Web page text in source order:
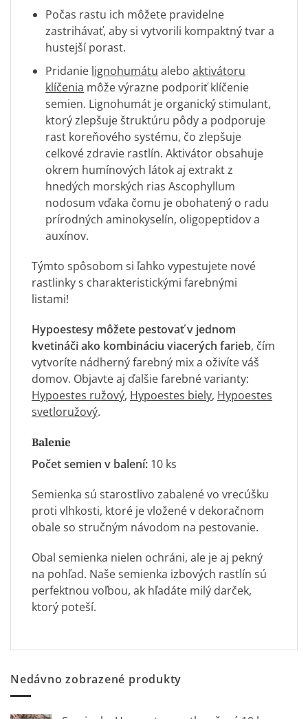
Počas rastu ich môžete pravidelne
zastrihávať, aby si vytvorili kompaktný tvar a
hustejší porast.
Pridanie lignohumátu aleboaktivátoru
klíčenia môže výrazne podporiť klíčenie
semien. Lignohumát je organický stimulant,
ktorý zlepšuje štruktúru pôdy a podporuje
rast koreňového systému, čo zlepšuje
celkové zdravie rastlín. Aktivátor obsahuje
okrem humínových látok aj extrakt z
hnedých morských riasAscophyllum
nodosum vďaka čomu je obohatený o radu
prírodných aminokyselín, oligopeptidov a
auxínov.
Týmto spôsobom si ľahko vypestujete nové
rastlinky s charakteristickými farebnými
listami!
Hypoestesy môžete pestovať v jednom
kvetináči ako kombináciu viacerých farieb, čím
vytvoríte nádherný farebný mix a oživíte váš
domov. Objavte aj ďalšie farebné varianty:
Hypoestes ružový, Hypoestes biely, Hypoestes
svetloružový.
Balenie
Počet semien v balení: 10 ks
Semienka sú starostlivo zabalené vo vrecúšku
proti vlhkosti, ktoré je vložené v dekoračnom
obale so stručným návodom na pestovanie.
Obal semienka nielen ochráni, ale je aj pekný
na pohľad. Naše semienka izbových rastlín sú
perfektnou voľbou, ak hľadáte milý darček,
ktorý poteší.
Nedávno zobrazené produkty